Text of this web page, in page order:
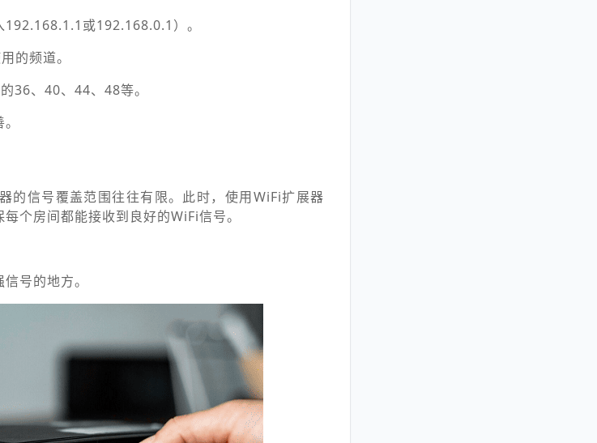
或192.168.0.1）。
的频道。
36、40、44、48等。
的信号覆盖范围往往有限。此时，使用WiFi扩展器
个房间都能接收到良好的WiFi信号。
号的地方。